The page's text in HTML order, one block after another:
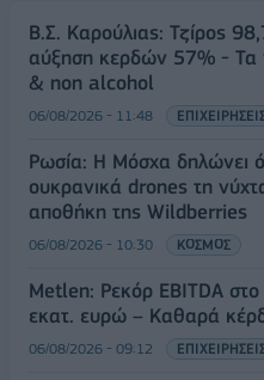
Β.Σ. Καρούλιας: Τζίρος
αύξηση κερδών 57% - Τα
& non alcohol
06/08/2026 - 11:48
Ρωσία: Η Μόσχα δηλώνει
ουκρανικά drones τη
αποθήκη της Wildberries
06/08/2026 - 10:30 ΚΟΣΜΟΣ
Metlen: Ρεκόρ EBITDA
εκατ. ευρώ – Καθαρά
06/08/2026 - 09:12